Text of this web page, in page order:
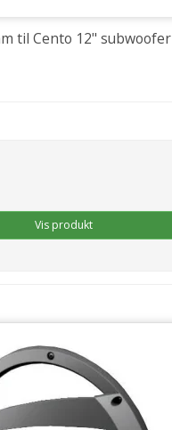
til Cento 12" subwoofer
Vis produkt